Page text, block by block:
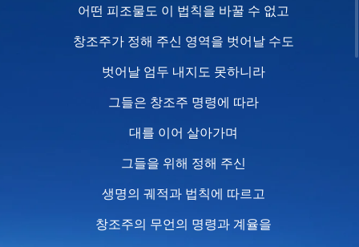
어떤 피조물도 이 법칙을 바꿀 수 없고
창조주가 정해 주신 영역을 벗어날 수도
벗어날 엄두 내지도 못하니라
그들은 창조주 명령에 따라
대를 이어 살아가며
그들을 위해 정해 주신
생명의 궤적과 법칙에 따르고
창조주의 무언의 명령과 계율을